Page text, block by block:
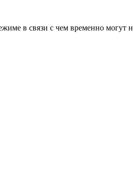
в связи с чем временно могут